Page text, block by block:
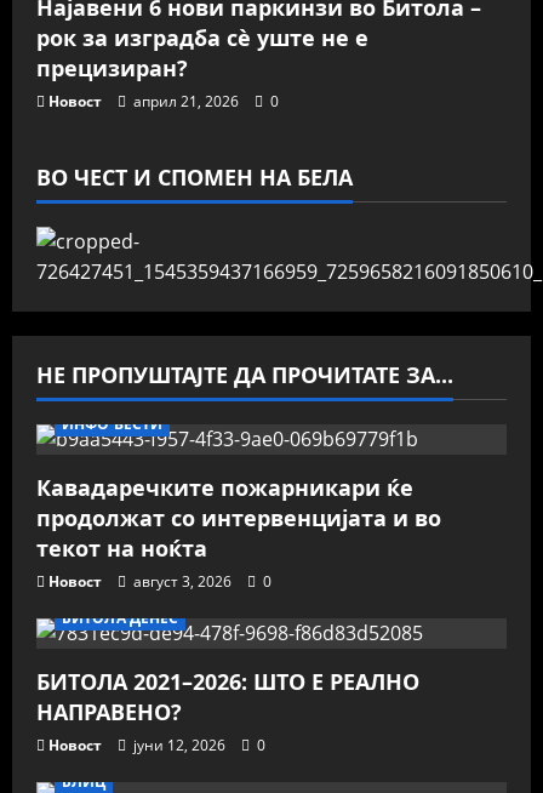
Најавени 6 нови паркинзи во Битола –
рок за изградба сè уште не е
прецизиран?
Новост април 21, 2026 0
ВО ЧЕСТ И СПОМЕН НА БЕЛА
НЕ ПРОПУШТАЈТЕ ДА ПРОЧИТАТЕ ЗА...
ИНФО ВЕСТИ
Кавадаречките пожарникари ќе
продолжат со интервенцијата и во
текот на ноќта
Новост август 3, 2026
0
БИТОЛА ДЕНЕС
БИТОЛА 2021–2026: ШТО Е РЕАЛНО
НАПРАВЕНО?
Новост јуни 12, 2026
0
БЛИЦ